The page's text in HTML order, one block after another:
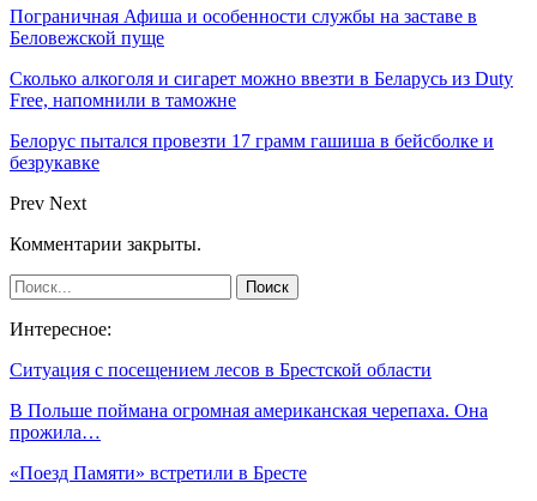
Пограничная Афиша и особенности службы на заставе в
Беловежской пуще
Сколько алкоголя и сигарет можно ввезти в Беларусь из Duty
Free, напомнили в таможне
Белорус пытался провезти 17 грамм гашиша в бейсболке и
безрукавке
Prev Next
Комментарии закрыты.
Интересное:
Ситуация с посещением лесов в Брестской области
В Польше поймана огромная американская черепаха. Она
прожила…
«Поезд Памяти» встретили в Бресте